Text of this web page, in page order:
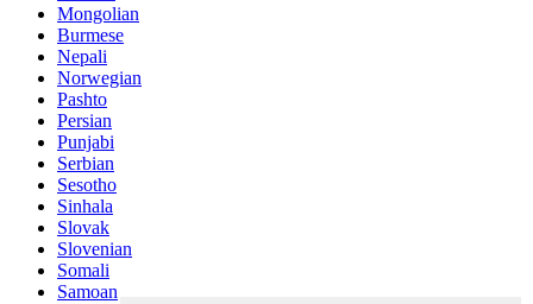
Mongolian
Burmese
Nepali
Norwegian
Pashto
Persian
Punjabi
Serbian
Sesotho
Sinhala
Slovak
Slovenian
Somali
Samoan